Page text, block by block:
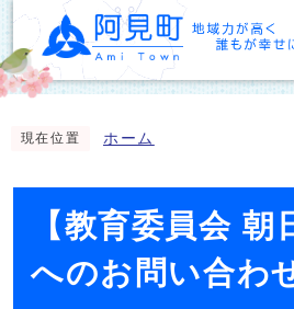
現在位置 ホーム
【教育委員会 朝
へのお問い合わ